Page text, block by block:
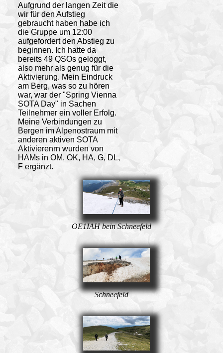
Aufgrund der langen Zeit die
wir für den Aufstieg
gebraucht haben habe ich
die Gruppe um 12:00
aufgefordert den Abstieg zu
beginnen. Ich hatte da
bereits 49 QSOs geloggt,
also mehr als genug für die
Aktivierung. Mein Eindruck
am Berg, was so zu hören
war, war der "Spring Vienna
SOTA Day" in Sachen
Teilnehmer ein voller Erfolg.
Meine Verbindungen zu
Bergen im Alpenostraum mit
anderen aktiven SOTA
Aktivierenrn wurden von
HAMs in OM, OK, HA, G, DL,
F ergänzt.
OE1IAH bein Schneefeld
Schneefeld